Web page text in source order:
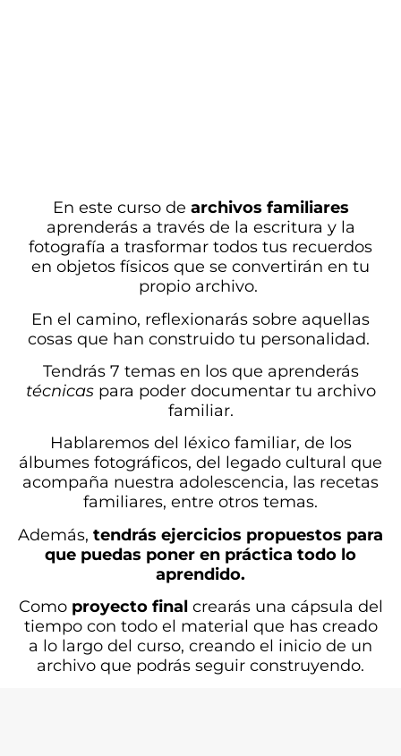
En este curso de archivos familiares
aprenderás a través de la escritura y la
fotografía a trasformar todos tus recuerdos
en objetos físicos que se convertirán en tu
propio archivo.
En el camino, reflexionarás sobre aquellas
cosas que han construido tu personalidad.
Tendrás 7 temas en los que aprenderás
técnicas para poder documentar tu archivo
familiar.
Hablaremos del léxico familiar, de los
álbumes fotográficos, del legado cultural que
acompaña nuestra adolescencia, las recetas
familiares, entre otros temas.
Además, tendrás ejercicios propuestos para
que puedas poner en práctica todo lo
aprendido.
Como proyecto final crearás una cápsula del
tiempo con todo el material que has creado
a lo largo del curso, creando el inicio de un
archivo que podrás seguir construyendo.